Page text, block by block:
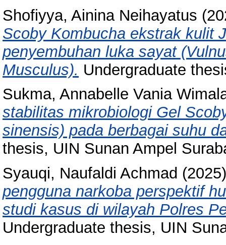
Shofiyya, Ainina Neihayatus
Scoby Kombucha ekstrak kulit
penyembuhan luka sayat
Musculus). Undergraduate
Sukma, Annabelle Vania
stabilitas mikrobiologi Gel
sinensis) pada berbagai suhu
thesis, UIN Sunan Ampel
Syauqi, Naufaldi Achmad
pengguna narkoba perspektif
studi kasus di wilayah Polres
Undergraduate thesis, UIN